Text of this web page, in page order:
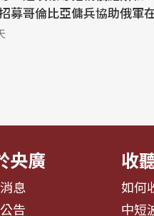
募哥倫比亞傭兵協助俄軍
網絡有關。 哥倫比亞新聞
央廣
息
告
收
如何
中短